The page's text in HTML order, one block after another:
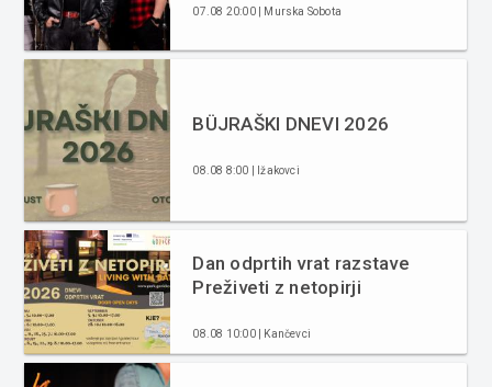
07.08 20:00 | Murska Sobota
BÜJRAŠKI DNEVI 2026
08.08 8:00 | Ižakovci
Dan odprtih vrat razstave
Preživeti z netopirji
08.08 10:00 | Kančevci